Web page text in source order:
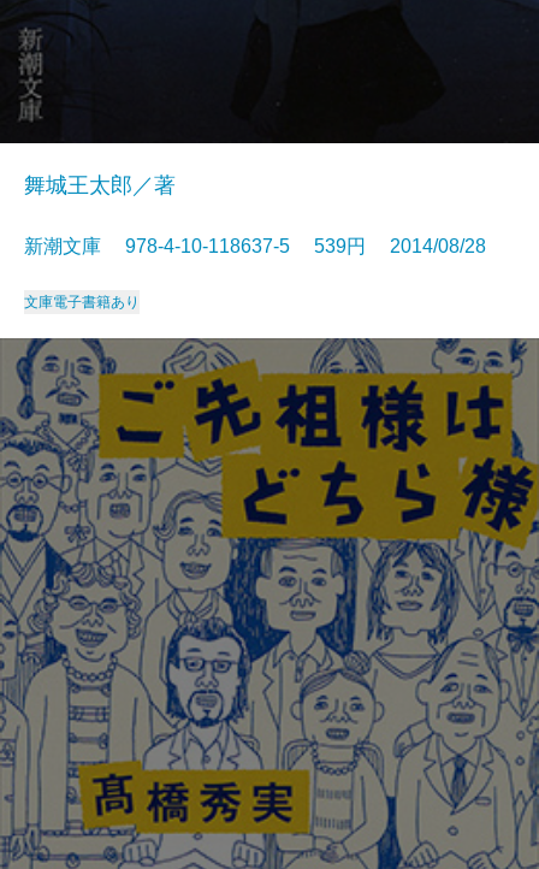
舞城王太郎／著
新潮文庫 978-4-10-118637-5 539円 2014/08/28
文庫電子書籍あり